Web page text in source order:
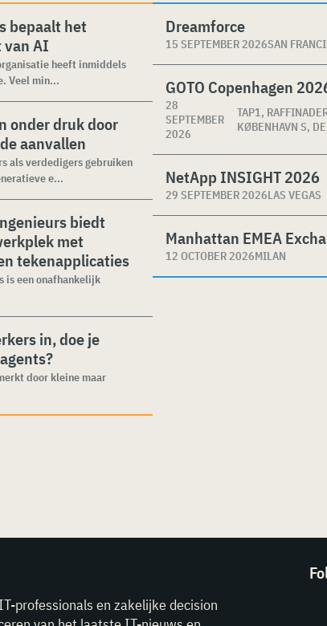
bepaalt het
van AI
heeft inmiddels
Veel min...
onder druk door
aanvallen
als verdedigers gebruiken
e...
biedt
met
tekenapplicaties
is een onafhankelijk
in, doe je
door kleine maar
Dreamforce
15 SEPTEMBER 2026SAN
GOTO Copenhagen
28
SEPTEMBER
2026
TAP1,
KØBENHAVN S,
NetApp INSIGHT 2026
29 SEPTEMBER 2026LAS VEGAS
Manhattan EMEA
12 OCTOBER 2026MILAN
professionals en zakelijke decision